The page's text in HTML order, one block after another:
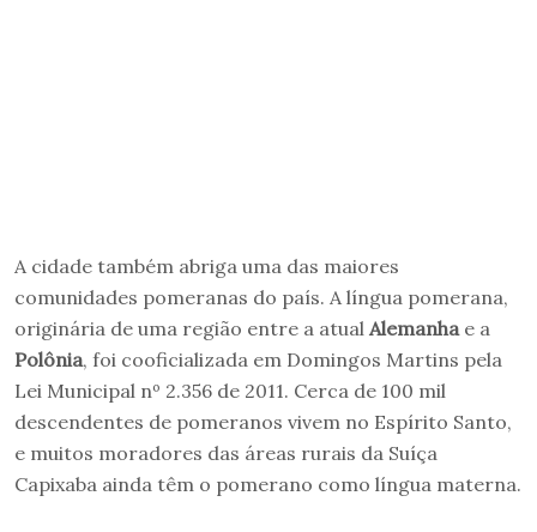
A cidade também abriga uma das maiores
comunidades pomeranas do país. A língua pomerana,
originária de uma região entre a atual Alemanha e a
Polônia, foi cooficializada em Domingos Martins pela
Lei Municipal nº 2.356 de 2011. Cerca de 100 mil
descendentes de pomeranos vivem no Espírito Santo,
e muitos moradores das áreas rurais da Suíça
Capixaba ainda têm o pomerano como língua materna.